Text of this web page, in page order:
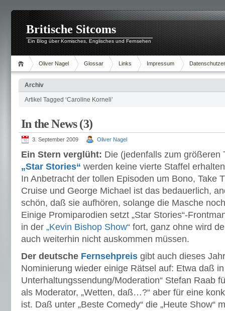
Britische Sitcoms
Ein Blog über Komisches, Englisches und Fernsehen
Oliver Nagel Glossar Links Impressum
Archiv
Artikel Tagged ‘Caroline Korneli’
In the News (3)
3. September 2009 Oliver Nagel
Ein Stern verglüht: Die (jedenfalls zum größeren
„Star Stories“ werden keine vierte Staffel
In Anbetracht der tollen Episoden um Bono, Take
Cruise und George Michael ist das bedauerlich,
schön, daß sie aufhören, solange die Masche
Einige Promiparodien setzt „Star Stories“-
in der „Kevin Bishop Show“ fort, ganz ohne wird
auch weiterhin nicht auskommen müssen.
Der deutsche Fernsehpreis gibt auch dieses
Nominierung wieder einige Rätsel auf: Etwa daß
Unterhaltungssendung/Moderation“ Stefan Raab
als Moderator, „Wetten, daß…?“ aber für eine
ist. Daß unter „Beste Comedy“ die „Heute Show“